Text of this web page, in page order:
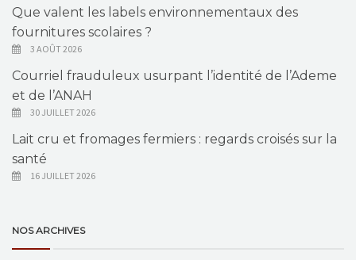
Que valent les labels environnementaux des
fournitures scolaires ?
3 AOÛT 2026
Courriel frauduleux usurpant l’identité de l’Ademe
et de l’ANAH
30 JUILLET 2026
Lait cru et fromages fermiers : regards croisés sur la
santé
16 JUILLET 2026
NOS ARCHIVES